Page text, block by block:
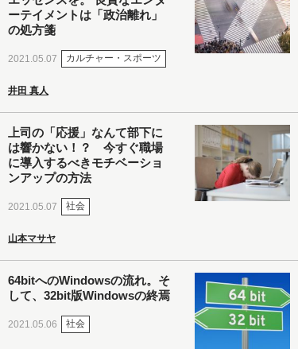
ーテイメントは「政治離れ」
の処方箋
2021.05.07 カルチャー・スポーツ
井田 真人
上司の「応援」なんて部下に
は響かない！？ 今すぐ職場
に導入するべきモチベーショ
ンアップの方法
2021.05.07 社会
山本マサヤ
64bitへのWindowsの流れ。そ
して、32bit版Windowsの終焉
2021.05.06 社会